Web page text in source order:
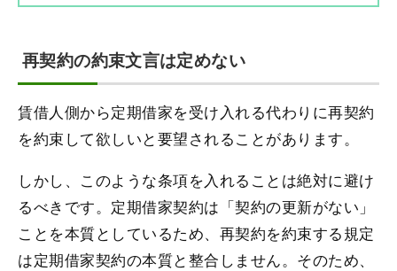
再契約の約束文言は定めない
賃借人側から定期借家を受け入れる代わりに再契約
を約束して欲しいと要望されることがあります。
しかし、このような条項を入れることは絶対に避け
るべきです。定期借家契約は「契約の更新がない」
ことを本質としているため、再契約を約束する規定
は定期借家契約の本質と整合しません。そのため、